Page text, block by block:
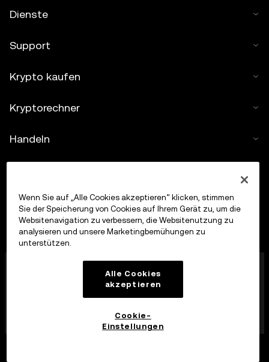
Dienste
Support
Krypto kaufen
Kryptorechner
Handeln
Die OKX Europe Limited, die unter dem Handelsnamen
OKX firmiert, ist jetzt eine Krypto-Asset-
Handelsplattform, die von der MFSA gemäß Artikel 28
des Markets in Crypto-Assets Act (Kapitel 647 der
Gesetze von Malta) als Krypto-Asset-Dienstleister
zugelassen wurde.
Wenn Sie auf „Alle Cookies akzeptieren“ klicken, stimmen
Sie der Speicherung von Cookies auf Ihrem Gerät zu, um die
Websitenavigation zu verbessern, die Websitenutzung zu
analysieren und unsere Marketingbemühungen zu
unterstützen.
Alle Cookies
akzeptieren
Cookie-
Einstellungen